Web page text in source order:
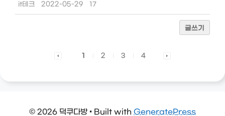
it테크 2022-05-29 17
글쓰기
1 2 3 4
© 2026 덕쿠다방• Built with GeneratePress